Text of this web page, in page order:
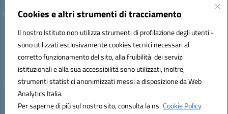
Cookies e altri strumenti di tracciamento
Il nostro Istituto non utilizza strumenti di profilazione degli utenti -
sono utilizzati esclusivamente cookies tecnici necessari al
corretto funzionamento del sito, alla fruibilità dei servizi
istituzionali e alla sua accessibilità sono utilizzati, inoltre,
strumenti statistici anonimizzati messi a disposizione da Web
Analytics Italia.
Per saperne di più sul nostro sito, consulta la ns.Cookie Policy
Indirizzo: VIA BRECCIAME, 46 - 81024 MADDALONI (CE)
Mail: CEIC8AU001@istruzione.it - Pec: CEIC8AU001@pec.istruzione.it -
Telefono: 0823408721
Meccanografico: CEIC8AU001
Codice fiscale: 93086080616
Hosting & Powered by 3D Solution S.r.l.